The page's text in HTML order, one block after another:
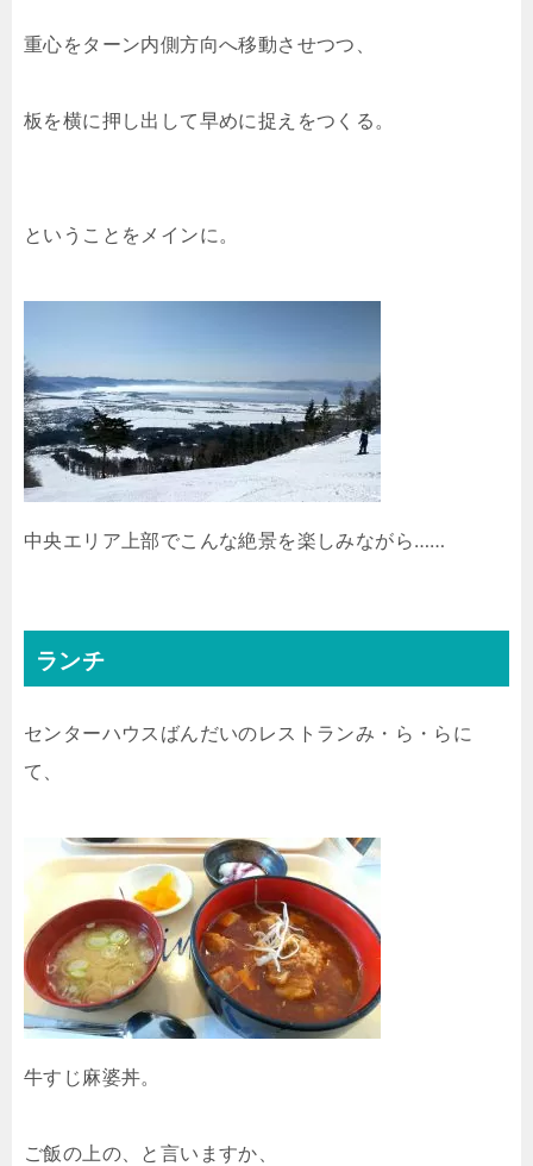
重心をターン内側方向へ移動させつつ、
板を横に押し出して早めに捉えをつくる。
ということをメインに。
中央エリア上部でこんな絶景を楽しみながら……
ランチ
センターハウスばんだいのレストランみ・ら・らに
て、
牛すじ麻婆丼。
ご飯の上の、と言いますか、